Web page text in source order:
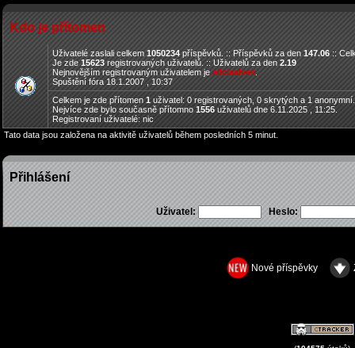
Kdo je přítomen
Uživatelé zaslali celkem1050234příspěvků. :: Příspěvků za den147.06::
Je zde15623 registrovaných uživatelů. :: Uživatelů za den2.19
Nejnovějším registrovaným uživatelem jealiciaalves
Spuštění fóra 18.1.2007 , 10:37
Celkem je zde přítomen 1 uživatel: 0 registrovaných, 0 skrytých a 1
Nejvíce zde bylo současně přítomno 1556 uživatelů dne 6.11.2025 , 11:25.
Registrovaní uživatelé: nic
Tato data jsou založena na aktivitě uživatelů během posledních 5 minut.
Přihlášení
Uživatel: Heslo:
Nové příspěvky